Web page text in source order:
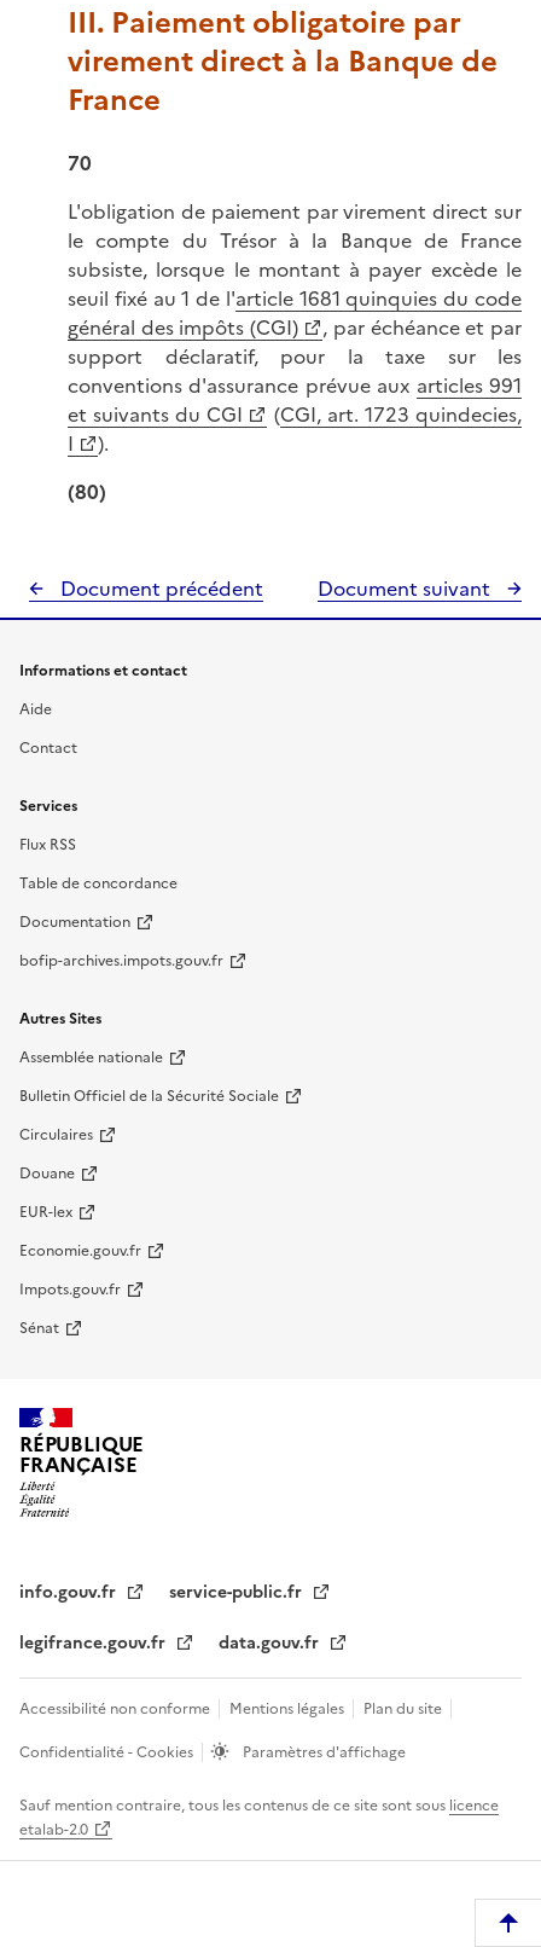
III. Paiement obligatoire par
virement direct à la Banque de
France
70
L'obligation de paiement par virement direct sur
le compte du Trésor à la Banque de France
subsiste, lorsque le montant à payer excède le
seuil fixé au 1 de l'article 1681 quinquies du code
général des impôts (CGI)
, par échéance et par
support déclaratif, pour la taxe sur les
conventions d'assurance prévue aux articles 991
et suivants du CGI
(CGI, art. 1723 quindecies,
I
).
(80)
Document précédent Document suivant
Informations et contact
Aide
Contact
Services
Flux RSS
Table de concordance
Documentation
bofip-archives.impots.gouv.fr
Autres Sites
Assemblée nationale
Bulletin Officiel de la Sécurité Sociale
Circulaires
Douane
EUR-lex
Economie.gouv.fr
Impots.gouv.fr
Sénat
RÉPUBLIQUE
FRANÇAISE
info.gouv.fr
service-public.fr
legifrance.gouv.fr
data.gouv.fr
Accessibilité non conforme Mentions légales
Plan du site
Confidentialité - Cookies
Paramètres d'affichage
Sauf mention contraire, tous les contenus de ce site sont sous licence
etalab-2.0